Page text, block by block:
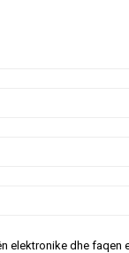
elektronike dhe faqen